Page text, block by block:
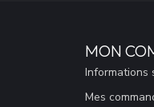
MON
Informations
Mes